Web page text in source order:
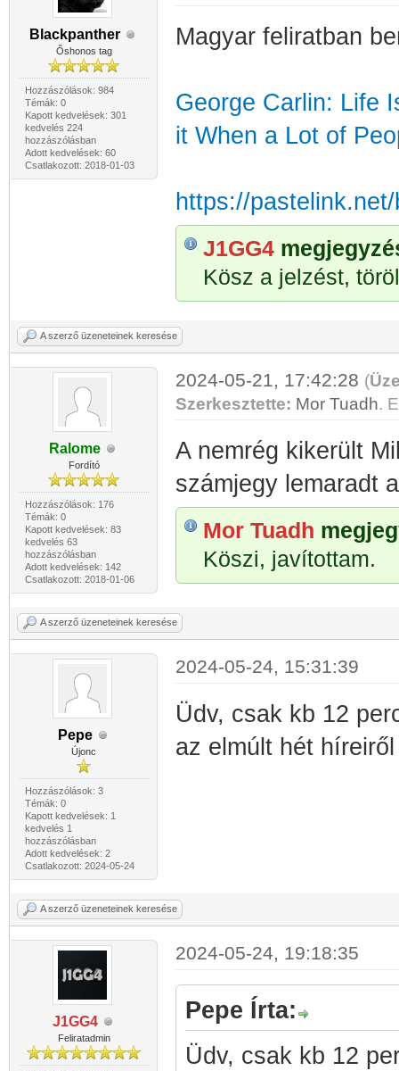
Blackpanther
Őshonos tag
Hozzászólások: 984
Témák: 0
Kapott kedvelések: 301
kedvelés 224
hozzászólásban
Adott kedvelések: 60
Csatlakozott: 2018-01-03
Magyar feliratban
George Carlin: Life
it When a Lot of
https://
J1GG4
Kösz a jelzést,
A szerző üzeneteinek keresése
Ralome
Fordító
Hozzászólások: 176
Témák: 0
Kapott kedvelések: 83
kedvelés 63
hozzászólásban
Adott kedvelések: 142
Csatlakozott: 2018-01-06
2024-05-21, 17:42:28 (
Szerkesztette: Mor Tuadh.
A nemrég kikerült
számjegy lemaradt
Mor Tuadh
Köszi, javítottam.
A szerző üzeneteinek keresése
Pepe
Újonc
Hozzászólások: 3
Témák: 0
Kapott kedvelések: 1
kedvelés 1
hozzászólásban
Adott kedvelések: 2
Csatlakozott: 2024-05-24
2024-05-24, 15:31:39
Üdv, csak kb 12
az elmúlt hét
A szerző üzeneteinek keresése
J1GG4
Feliratadmin
2024-05-24, 19:18:35
Pepe Írta:
Üdv, csak kb 12